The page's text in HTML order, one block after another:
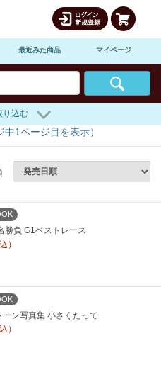
最近みた商品 マイページ
り込む
中1ページ目を表示）
勝負 G1ベストレース
）
ーン写真集 小さくたって
）